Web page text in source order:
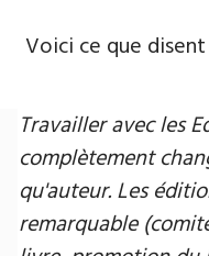
Voici ce que
Travailler avec les
complètement
qu'auteur. Les
remarquable